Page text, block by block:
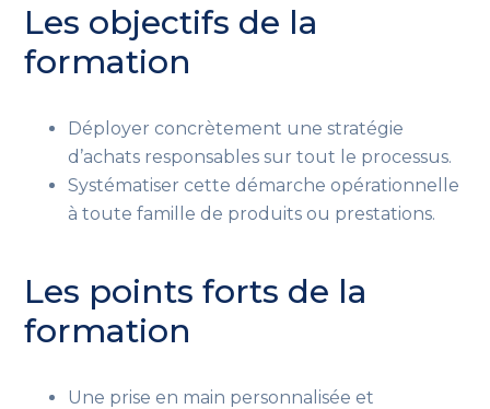
Les objectifs de la
formation
Déployer concrètement une stratégie
d’achats responsables sur tout le processus.
Systématiser cette démarche opérationnelle
à toute famille de produits ou prestations.
Les points forts de la
formation
Une prise en main personnalisée et